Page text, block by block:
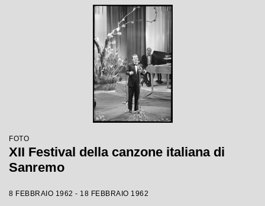
FOTO
XII Festival della canzone italiana di
Sanremo
8 FEBBRAIO 1962 - 18 FEBBRAIO 1962